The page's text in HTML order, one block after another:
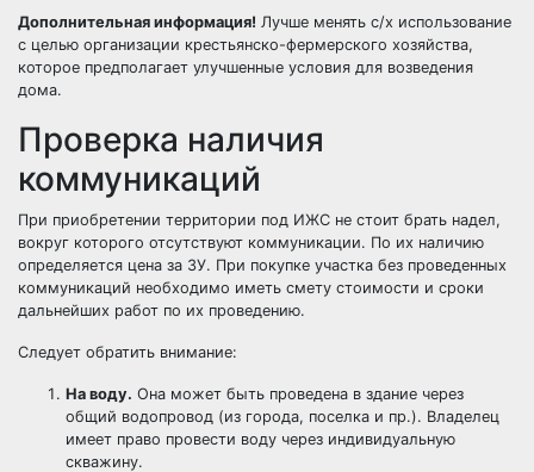
Дополнительная информация! Лучше менять с/х использование
с целью организации крестьянско-фермерского хозяйства,
которое предполагает улучшенные условия для возведения
дома.
Проверка наличия
коммуникаций
При приобретении территории под ИЖС не стоит брать надел,
вокруг которого отсутствуют коммуникации. По их наличию
определяется цена за ЗУ. При покупке участка без проведенных
коммуникаций необходимо иметь смету стоимости и сроки
дальнейших работ по их проведению.
Следует обратить внимание:
На воду. Она может быть проведена в здание через
общий водопровод (из города, поселка и пр.). Владелец
имеет право провести воду через индивидуальную
скважину.